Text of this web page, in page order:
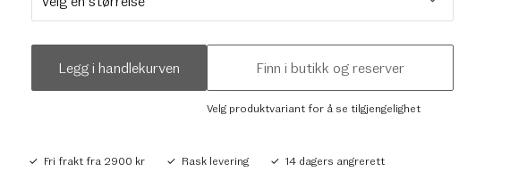
Legg i handlekurven Finn i butikk og reserver
Velg produktvariant for å se tilgjengelighet
Fri frakt fra 2900 kr Rask levering 14 dagers angrerett